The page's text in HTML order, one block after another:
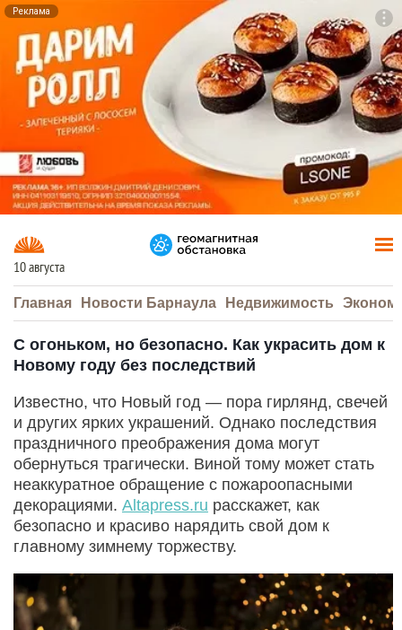
Реклама
10 августа
Главная Новости Барнаула Недвижимость
С огоньком, но безопасно. Как украсить дом к
Новому году без последствий
Известно, что Новый год — пора гирлянд, свечей
и других ярких украшений. Однако последствия
праздничного преображения дома могут
обернуться трагически. Виной тому может стать
неаккуратное обращение с пожароопасными
декорациями. Altapress.ru расскажет, как
безопасно и красиво нарядить свой дом к
главному зимнему торжеству.